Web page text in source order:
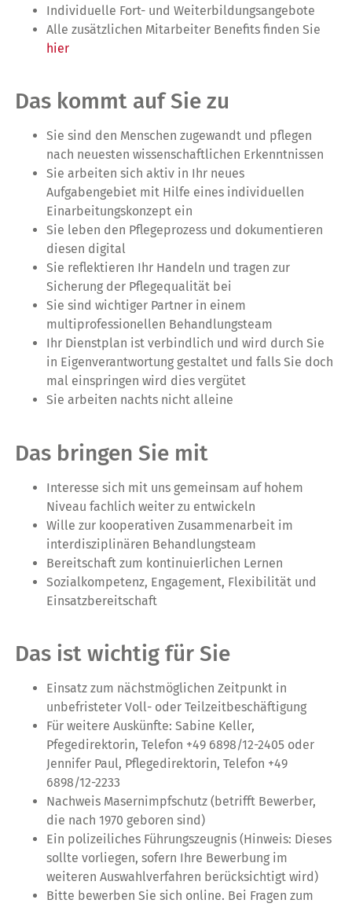
Individuelle Fort- und Weiterbildungsangebote
Alle zusätzlichen Mitarbeiter Benefits finden Sie
hier
Das kommt auf Sie zu
Sie sind den Menschen zugewandt und pflegen
nach neuesten wissenschaftlichen Erkenntnissen
Sie arbeiten sich aktiv in Ihr neues
Aufgabengebiet mit Hilfe eines individuellen
Einarbeitungskonzept ein
Sie leben den Pflegeprozess und dokumentieren
diesen digital
Sie reflektieren Ihr Handeln und tragen zur
Sicherung der Pflegequalität bei
Sie sind wichtiger Partner in einem
multiprofessionellen Behandlungsteam
Ihr Dienstplan ist verbindlich und wird durch Sie
in Eigenverantwortung gestaltet und falls Sie doch
mal einspringen wird dies vergütet
Sie arbeiten nachts nicht alleine
Das bringen Sie mit
Interesse sich mit uns gemeinsam auf hohem
Niveau fachlich weiter zu entwickeln
Wille zur kooperativen Zusammenarbeit im
interdisziplinären Behandlungsteam
Bereitschaft zum kontinuierlichen Lernen
Sozialkompetenz, Engagement, Flexibilität und
Einsatzbereitschaft
Das ist wichtig für Sie
Einsatz zum nächstmöglichen Zeitpunkt in
unbefristeter Voll- oder Teilzeitbeschäftigung
Für weitere Auskünfte: Sabine Keller,
Pfegedirektorin, Telefon +49 6898/12-2405 oder
Jennifer Paul, Pflegedirektorin, Telefon +49
6898/12-2233
Nachweis Masernimpfschutz (betrifft Bewerber,
die nach 1970 geboren sind)
Ein polizeiliches Führungszeugnis (Hinweis: Dieses
sollte vorliegen, sofern Ihre Bewerbung im
weiteren Auswahlverfahren berücksichtigt wird)
Bitte bewerben Sie sich online. Bei Fragen zum